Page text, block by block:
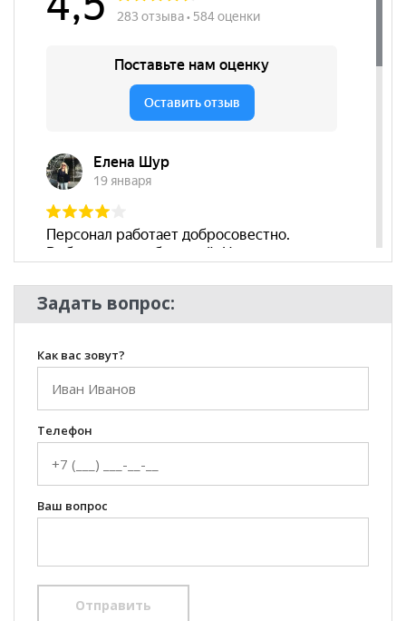
Задать вопрос:
Как вас зовут?
Телефон
Ваш вопрос
Отправить